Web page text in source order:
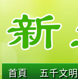
首頁 五千文明